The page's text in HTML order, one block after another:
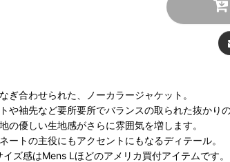
合わせられた、ノーカラージャケット。
袖先など要所要所でバランスの取られた抜かりの
優しい生地感がさらに雰囲気を増します。
トの主役にもアクセントにもなるディテール。
ズ感はMens Lほどのアメリカ買付アイテムです。